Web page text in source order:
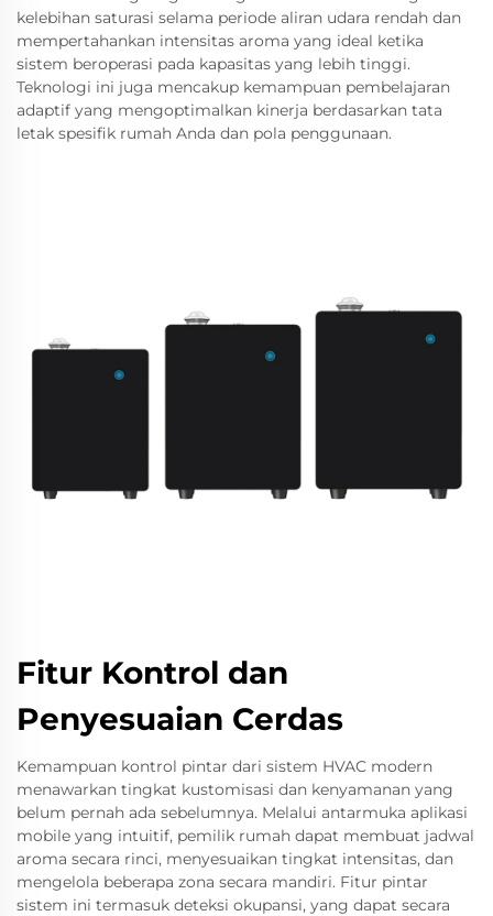
kelebihan saturasi selama periode aliran udara rendah dan
mempertahankan intensitas aroma yang ideal ketika
sistem beroperasi pada kapasitas yang lebih tinggi.
Teknologi ini juga mencakup kemampuan pembelajaran
adaptif yang mengoptimalkan kinerja berdasarkan tata
letak spesifik rumah Anda dan pola penggunaan.
Fitur Kontrol dan
Penyesuaian Cerdas
Kemampuan kontrol pintar dari sistem HVAC modern
menawarkan tingkat kustomisasi dan kenyamanan yang
belum pernah ada sebelumnya. Melalui antarmuka aplikasi
mobile yang intuitif, pemilik rumah dapat membuat jadwal
aroma secara rinci, menyesuaikan tingkat intensitas, dan
mengelola beberapa zona secara mandiri. Fitur pintar
sistem ini termasuk deteksi okupansi, yang dapat secara